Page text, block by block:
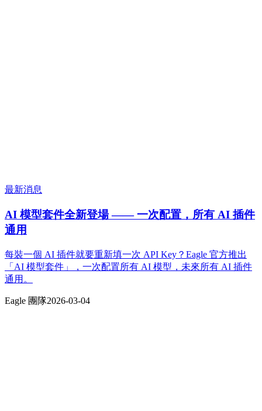
最新消息
AI 模型套件全新登場 —— 一次配置，所有 AI 插件
通用
每裝一個 AI 插件就要重新填一次 API Key？Eagle 官方推出
「AI 模型套件」，一次配置所有 AI 模型，未來所有 AI 插件
通用。
Eagle 團隊2026-03-04